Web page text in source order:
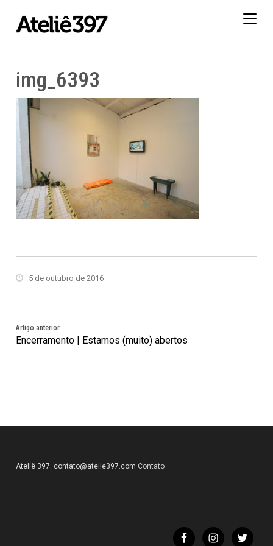
img_6393
5 de outubro de 2016
Artigo anterior
Encerramento | Estamos (muito) abertos
Ateliê 397: contato@atelie397.com Contato